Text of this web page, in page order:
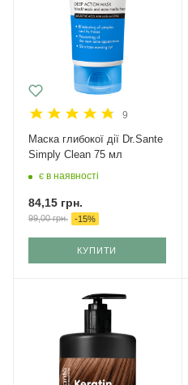
9
Маска глибокої дії Dr.Sante
Simply Clean 75 мл
є в наявності
84,15 грн.
99,00грн. -15%
КУПИТИ